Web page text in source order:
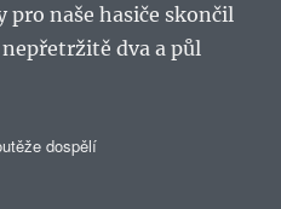
pro naše hasiče skončil
dva a půl
dospělí